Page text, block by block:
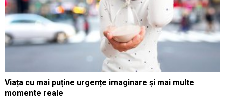
Viața cu mai puține urgențe imaginare și mai multe
momente reale